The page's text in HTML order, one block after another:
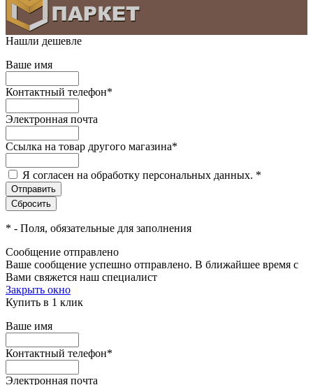
Нашли дешевле
Ваше имя
Контактный телефон*
Электронная почта
Ссылка на товар другого магазина*
Я согласен на обработку персональных данных. *
* - Поля, обязательные для заполнения
Сообщение отправлено
Ваше сообщение успешно отправлено. В ближайшее время с
Вами свяжется наш специалист
Закрыть окно
Купить в 1 клик
Ваше имя
Контактный телефон*
Электронная почта